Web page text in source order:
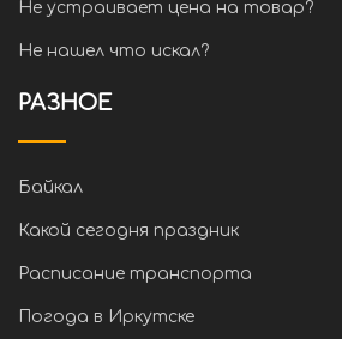
Не устраивает цена на товар?
Не нашел что искал?
РАЗНОЕ
Байкал
Какой сегодня праздник
Расписание транспорта
Погода в Иркутске